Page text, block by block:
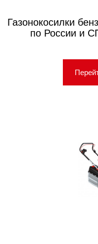
Газонокосилки
по России и